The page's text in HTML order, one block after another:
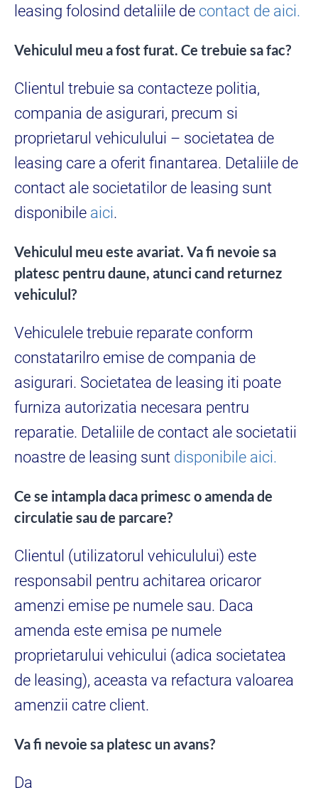
leasing folosind detaliile de contact de aici.
Vehiculul meu a fost furat. Ce trebuie sa fac?
Clientul trebuie sa contacteze politia,
compania de asigurari, precum si
proprietarul vehiculului – societatea de
leasing care a oferit finantarea. Detaliile de
contact ale societatilor de leasing sunt
disponibile aici.
Vehiculul meu este avariat. Va fi nevoie sa
platesc pentru daune, atunci cand returnez
vehiculul?
Vehiculele trebuie reparate conform
constatarilro emise de compania de
asigurari. Societatea de leasing iti poate
furniza autorizatia necesara pentru
reparatie. Detaliile de contact ale societatii
noastre de leasing sunt disponibile aici.
Ce se intampla daca primesc o amenda de
circulatie sau de parcare?
Clientul (utilizatorul vehiculului) este
responsabil pentru achitarea oricaror
amenzi emise pe numele sau. Daca
amenda este emisa pe numele
proprietarului vehicului (adica societatea
de leasing), aceasta va refactura valoarea
amenzii catre client.
Va fi nevoie sa platesc un avans?
Da